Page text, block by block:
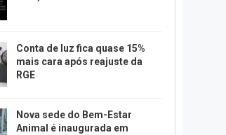
Conta de luz fica quase 15%
mais cara após reajuste da
RGE
Nova sede do Bem-Estar
Animal é inaugurada em